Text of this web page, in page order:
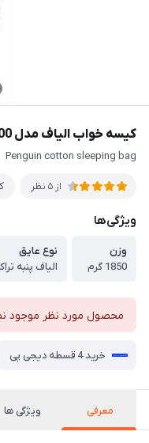
کیسه خواب الیاف مدل P400 نیچرهایک | NH21MSD03
Penguin cotton sleeping bag
از 5 نظر
ویژگی‌ها
وزن
1850 گرم
نوع عایق
الیاف پنبه تراکم 400 گرم بر
محصول مورد نظر موجود
خرید 4 قسطه دیجی پی
معرفی ویژگی ها